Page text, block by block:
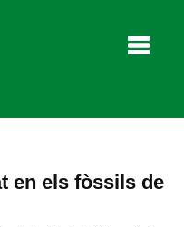
en els fòssils de